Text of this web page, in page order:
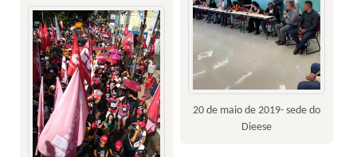
20 de maio de 2019- sede do
Dieese